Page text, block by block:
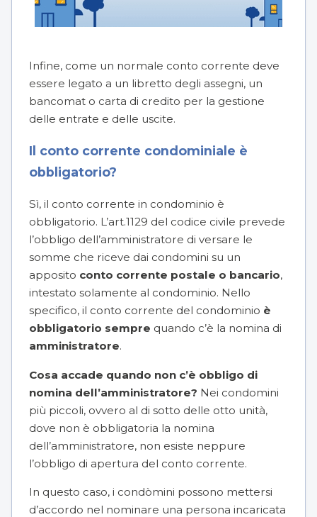
Infine, come un normale conto corrente deve
essere legato a un libretto degli assegni, un
bancomat o carta di credito per la gestione
delle entrate e delle uscite.
Il conto corrente condominiale è
obbligatorio?
Sì, il conto corrente in condominio è
obbligatorio. L’art.1129 del codice civile prevede
l’obbligo dell’amministratore di versare le
somme che riceve dai condomini su un
apposito conto corrente postale o bancario,
intestato solamente al condominio. Nello
specifico, il conto corrente del condominio è
obbligatorio sempre quando c’è la nomina di
amministratore.
Cosa accade quando non c’è obbligo di
nomina dell’amministratore? Nei condomini
più piccoli, ovvero al di sotto delle otto unità,
dove non è obbligatoria la nomina
dell’amministratore, non esiste neppure
l’obbligo di apertura del conto corrente.
In questo caso, i condòmini possono mettersi
d’accordo nel nominare una persona incaricata